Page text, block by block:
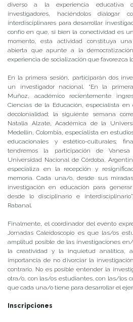
diverso a la experiencia educativa
investigadores, haciéndolos dialogar
interdisciplinares para desarrollar
confío en que, si bien la conectividad es
momento, esta actividad constituya
abierta que apunte a la
experiencia de socialización que favorezca
En la primera sesión, participarán dos
un investigador nacional. “En la
Muñoz, académico recientemente
Ciencias de la Educación, especialista
decolonialidad; la siguiente semana
Natalia Alzate, Académica de la
Medellín, Colombia, especialista en
educacionales y estético-culturales;
tendremos la participación de
Universidad Nacional de Córdoba,
especializa en la recepción y
memoria. Cada una/o, desde sus
investigación en educación para
desde lo disciplinario e
Rabanal.
Finalmente, el coordinador del evento
Jornadas Caleidoscopio es que las/os
amplitud posible de las investigaciones
la creatividad y la inquietud analítica,
importancia de no divorciar la
contrario. No es posible entender la
otra/o, con las/os estudiantes, con las/los
que cada una/o tiene para desarrollar el
Inscripciones